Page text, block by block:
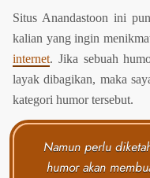
Situs Anandastoon ini
kalian yang ingin
internet. Jika sebuah
layak dibagikan, maka
kategori humor tersebut.
Namun perlu
humor akan